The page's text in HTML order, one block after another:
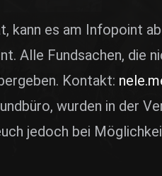
ONLINE
kann es am Infopoint
Alle Fundsachen, die
Kontakt:
wurden in der
jedoch bei